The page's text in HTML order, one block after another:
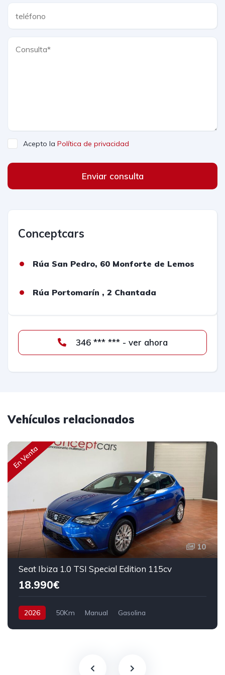
Acepto la Política de privacidad
Enviar consulta
Conceptcars
Rúa San Pedro, 60 Monforte de Lemos
Rúa Portomarín , 2 Chantada
346 *** *** - ver ahora
Vehículos relacionados
En Venta
10
Seat Ibiza 1.0 TSI Special Edition 115cv
18.990€
2026 50Km Manual
Gasolina